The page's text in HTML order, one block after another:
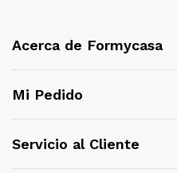
Acerca de Formycasa
Mi Pedido
Servicio al Cliente